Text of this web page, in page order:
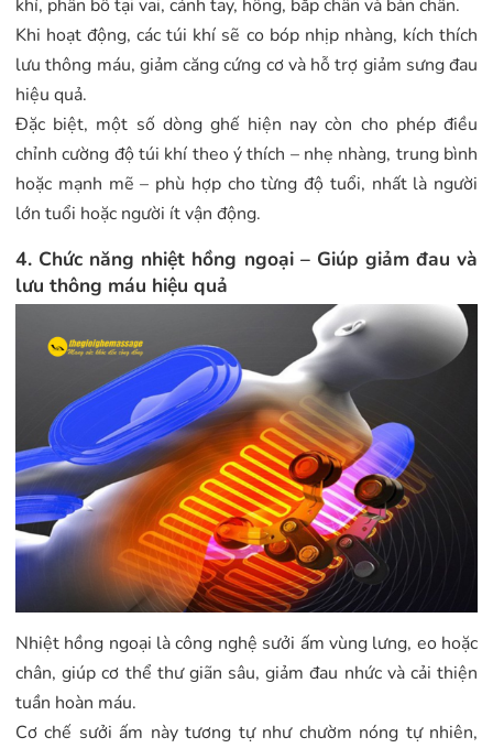
khí, phân bố tại vai, cánh tay, hông, bắp chân và bàn chân.
Khi hoạt động, các túi khí sẽ co bóp nhịp nhàng, kích thích
lưu thông máu, giảm căng cứng cơ và hỗ trợ giảm sưng đau
hiệu quả.
Đặc biệt, một số dòng ghế hiện nay còn cho phép điều
chỉnh cường độ túi khí theo ý thích – nhẹ nhàng, trung bình
hoặc mạnh mẽ – phù hợp cho từng độ tuổi, nhất là người
lớn tuổi hoặc người ít vận động.
4. Chức năng nhiệt hồng ngoại – Giúp giảm đau và
lưu thông máu hiệu quả
Nhiệt hồng ngoại là công nghệ sưởi ấm vùng lưng, eo hoặc
chân, giúp cơ thể thư giãn sâu, giảm đau nhức và cải thiện
tuần hoàn máu.
Cơ chế sưởi ấm này tương tự như chườm nóng tự nhiên,